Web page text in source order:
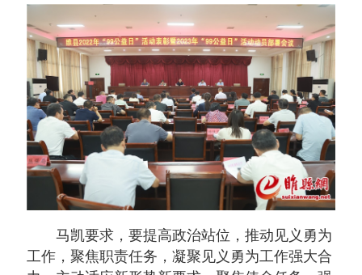
马凯要求，要提高政治站位，推动见义勇为
工作，聚焦职责任务，凝聚见义勇为工作强大合